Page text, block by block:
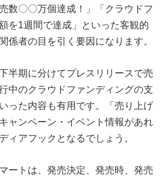
数〇〇万個達成！」「クラウドフ
を1週間で達成」といった客観的
係者の目を引く要因になります。
半期に分けてプレスリリースで売
中のクラウドファンディングの支
った内容も有用です。「売り上げ
ャンペーン・イベント情報があれ
ィアフックとなるでしょう。
ートは、発売決定、発売時、発売